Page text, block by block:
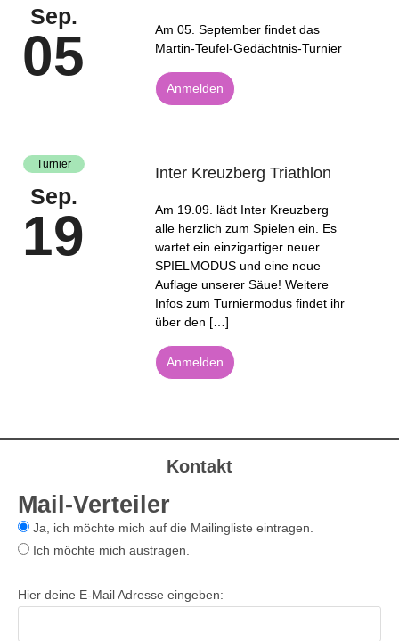
Sep.
05
Am 05. September findet das
Martin-Teufel-Gedächtnis-Turnier
Anmelden
Turnier
Sep.
19
Inter Kreuzberg Triathlon
Am 19.09. lädt Inter Kreuzberg
alle herzlich zum Spielen ein. Es
wartet ein einzigartiger neuer
SPIELMODUS und eine neue
Auflage unserer Säue! Weitere
Infos zum Turniermodus findet ihr
über den […]
Anmelden
Kontakt
Mail-Verteiler
Ja, ich möchte mich auf die Mailingliste eintragen.
Ich möchte mich austragen.
Hier deine E-Mail Adresse eingeben: